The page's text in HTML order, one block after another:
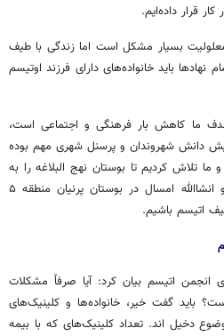
کار قرار داده‌ایم.
معلولیت بسیار مشکل است اما زندگی با طیف
باید خانواده‌های دارای فرزند اوتیسم
ما کاهش بار فرهنگی و اجتماعی است،
دانش شهروندان و پرسنل شهری مهم بوده
ما تلاش کردیم تا بوستان نهج البلاغهرا به
را اختصاص دهیم و انشاالله امسال در بوستان پرنیان منطقه ۵
اتیسم باشیم.
انجمن اتیسم بیان کرد: آیا صرفاً مشکلات
باید گفت خیر، خانواده‌ها و کلینیک‌های
دخیل اند. تعداد کلینیک‌های که با بیمه